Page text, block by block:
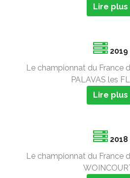
Lire plus
2019
Le championnat du France
PALAVAS les
Lire plus
2018
Le championnat du France